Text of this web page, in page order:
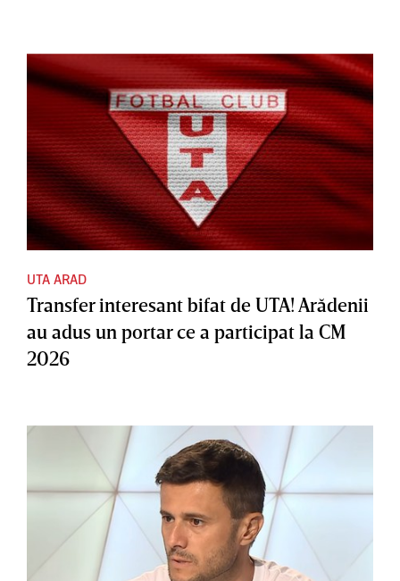
UTA ARAD
Transfer interesant bifat de UTA! Arădenii
au adus un portar ce a participat la CM
2026